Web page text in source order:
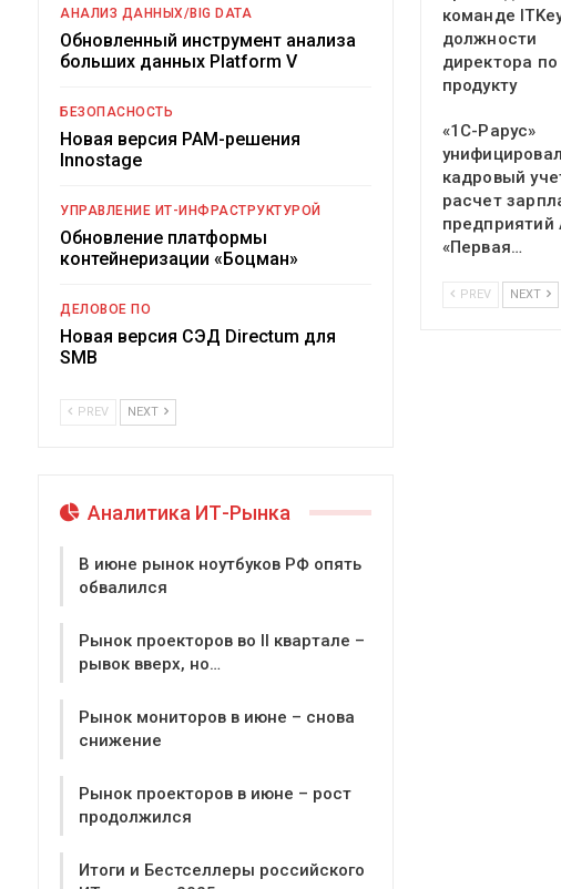
команде
должности
директора по
продукту
«1С-Рарус»
унифицировал
кадровый
расчет
предприятий
«Первая…
PREV NEXT
АНАЛИЗ ДАННЫХ/BIG DATA
Обновленный инструмент анализа
больших данных Platform V
БЕЗОПАСНОСТЬ
Новая версия PAM-решения
Innostage
УПРАВЛЕНИЕ ИТ-ИНФРАСТРУКТУРОЙ
Обновление платформы
контейнеризации «Боцман»
ДЕЛОВОЕ ПО
Новая версия СЭД Directum для
SMB
PREV NEXT
Аналитика ИТ-Рынка
В июне рынок ноутбуков РФ опять
обвалился
Рынок проекторов во II квартале –
рывок вверх, но…
Рынок мониторов в июне – снова
снижение
Рынок проекторов в июне – рост
продолжился
Итоги и Бестселлеры российского